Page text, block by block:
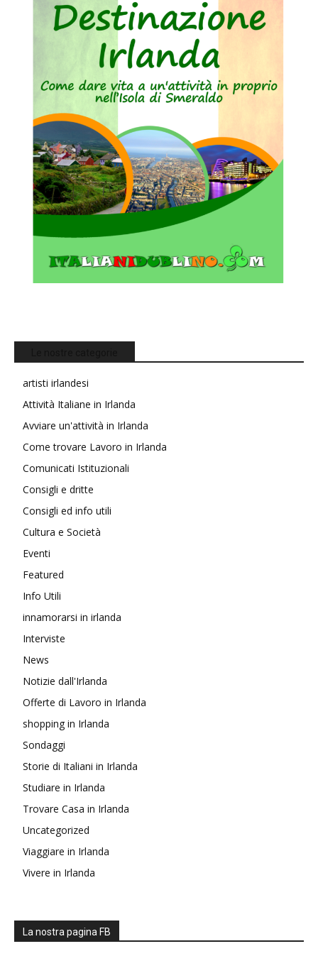
artisti irlandesi
Attività Italiane in Irlanda
Avviare un'attività in Irlanda
Come trovare Lavoro in Irlanda
Comunicati Istituzionali
Consigli e dritte
Consigli ed info utili
Cultura e Società
Eventi
Featured
Info Utili
innamorarsi in irlanda
Interviste
News
Notizie dall'Irlanda
Offerte di Lavoro in Irlanda
shopping in Irlanda
Sondaggi
Storie di Italiani in Irlanda
Studiare in Irlanda
Trovare Casa in Irlanda
Uncategorized
Viaggiare in Irlanda
Vivere in Irlanda
La nostra pagina FB